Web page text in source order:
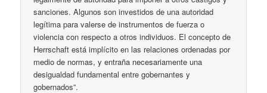
sanciones. Algunos son investidos de una autoridad
legítima para valerse de instrumentos de fuerza o
violencia con respecto a otros individuos. El concepto de
Herrschaft está implícito en las relaciones ordenadas por
medio de normas, y entraña necesariamente una
desigualdad fundamental entre gobernantes y
gobernados”.